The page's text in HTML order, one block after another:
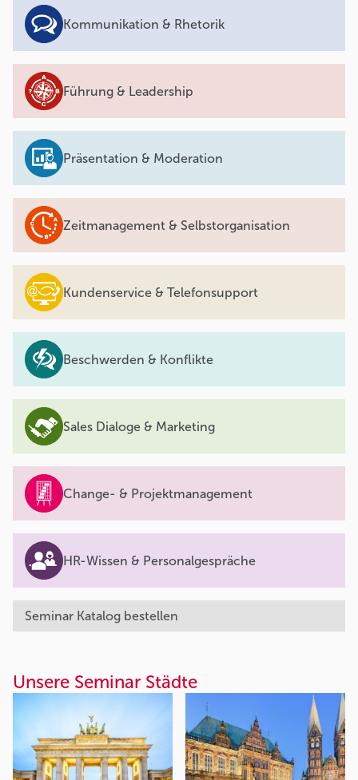
Kommunikation & Rhetorik
Führung & Leadership
Präsentation & Moderation
Zeitmanagement & Selbstorganisation
Kundenservice & Telefonsupport
Beschwerden & Konflikte
Sales Dialoge & Marketing
Change- & Projektmanagement
HR-Wissen & Personalgespräche
Seminar Katalog bestellen
Unsere Seminar Städte